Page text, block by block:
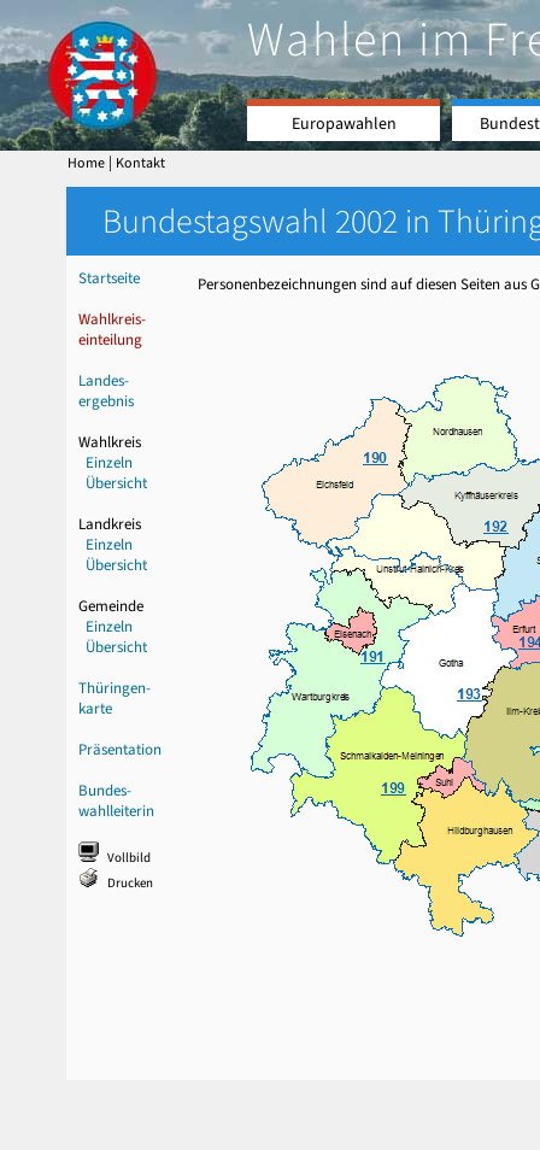
Wahlen im
Europawahlen
Home | Kontakt
Bundestagswahl 2002 in
Startseite
Wahlkreis-
einteilung
Landes-
ergebnis
Wahlkreis
Einzeln
Übersicht
Landkreis
Einzeln
Übersicht
Gemeinde
Einzeln
Übersicht
Thüringen-
karte
Präsentation
Bundes-
wahlleiterin
Vollbild
Drucken
Personenbezeichnungen sind auf diesen Seiten